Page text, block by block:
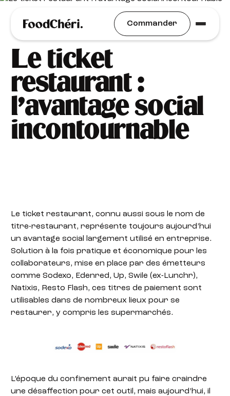
Commander
Idées Recettes
Le ticket
restaurant :
l’avantage social
incontournable
Le ticket restaurant, connu aussi sous le nom de
titre-restaurant, représente toujours aujourd’hui
un avantage social largement utilisé en entreprise.
Solution à la fois pratique et économique pour les
collaborateurs, mise en place par des émetteurs
comme Sodexo, Edenred, Up, Swile (ex-Lunchr),
Natixis, Resto Flash, ces titres de paiement sont
utilisables dans de nombreux lieux pour se
restaurer, y compris les supermarchés.
L’époque du confinement aurait pu faire craindre
une désaffection pour cet outil, mais aujourd’hui, il